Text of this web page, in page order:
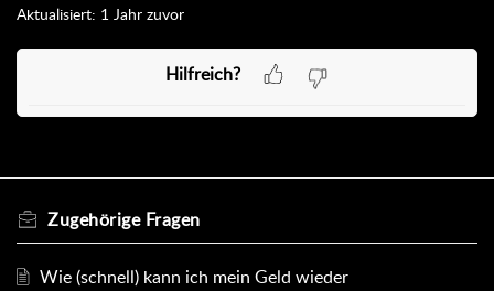
Aktualisiert: 1 Jahr zuvor
Hilfreich?
Zugehörige Fragen
Wie (schnell) kann ich mein Geld wieder